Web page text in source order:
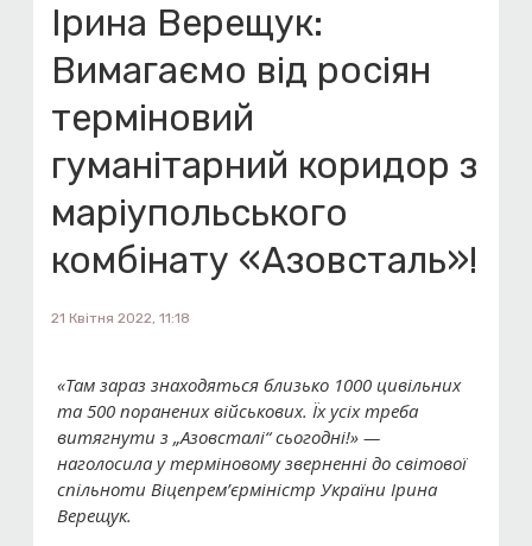
Ірина Верещук:
Вимагаємо від росіян
терміновий
гуманітарний коридор з
маріупольського
комбінату «Азовсталь»!
21 Квітня 2022, 11:18
«Там зараз знаходяться близько 1000 цивільних
та 500 поранених військових. Їх усіх треба
витягнути з „Азовсталі“ сьогодні!» —
наголосила у терміновому зверненні до світової
спільноти Віцепрем’єрміністр України Ірина
Верещук.